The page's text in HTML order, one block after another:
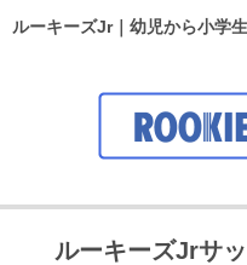
ルーキーズJrサ